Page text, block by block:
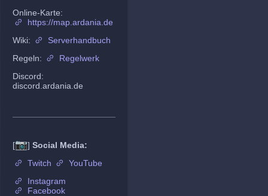
Online-Karte:
https://map.ardania.de
Wiki:
Serverhandbuch
Regeln:
Regelwerk
Discord:
discord.ardania.de
[📷] Social Media:
Twitch
YouTube
Instagram
Facebook